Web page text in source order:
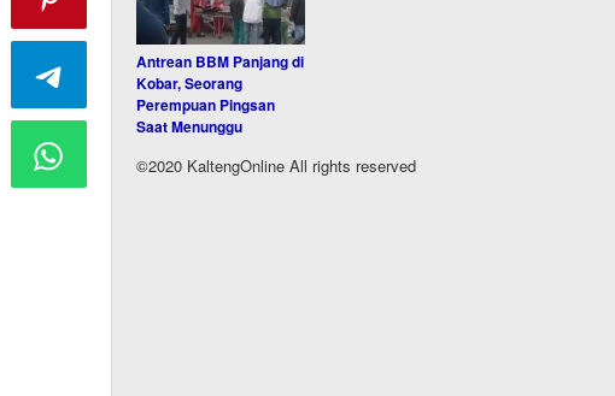
Antrean BBM Panjang di
Kobar, Seorang
Perempuan Pingsan
Saat Menunggu
©2020 KaltengOnline All rights reserved